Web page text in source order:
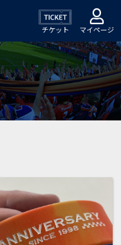
チケット マイページ